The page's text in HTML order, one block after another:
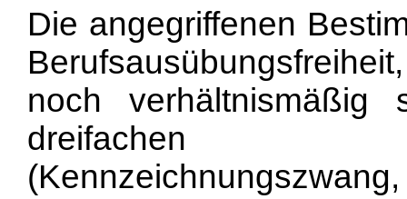
Die angegriffenen
noch verhältnismäßig
dreifachen